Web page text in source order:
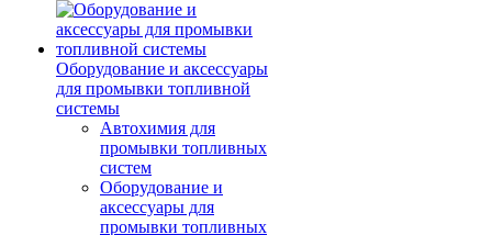
Оборудование и аксессуары
для промывки топливной
системы
Автохимия для
промывки топливных
систем
Оборудование и
аксессуары для
промывки топливных